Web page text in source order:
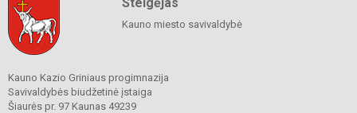
Kauno miesto savivaldybė
Kauno Kazio Griniaus progimnazija
Savivaldybės biudžetinė įstaiga
Šiaurės pr. 97 Kaunas 49239